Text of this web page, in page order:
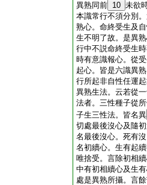
異熟同前 10 未欲
本識常行不須分別
熟心。命終受生及
生不明了故。是異
行中不説命終受生
時有意識報心。從
起心。皆是六識異
行所起非自性任運
異熟生法。云若從
法者。三性種子從
子生三性法。皆名異
切處最後沒心及隨
名最後沒心。死有
名初續心。生有起
唯捨受。言除初相
中有初相續心及生
處是異熟所攝。言